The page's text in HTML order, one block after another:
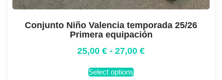
Conjunto Niño Valencia temporada 25/26
Primera equipación
25,00 € - 27,00 €
Select options